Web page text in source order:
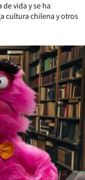
vida y se ha
cultura chilena y otros